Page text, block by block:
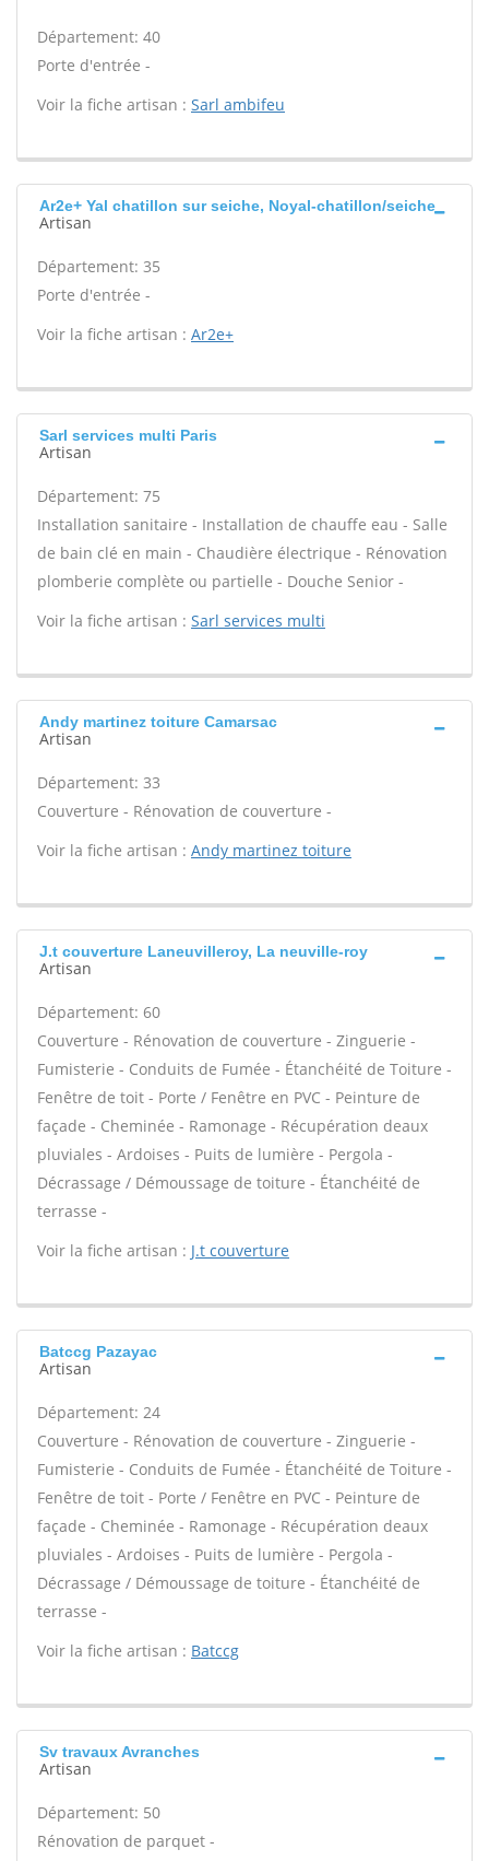
Département: 40
Porte d'entrée -
Voir la fiche artisan : Sarl ambifeu
Ar2e+ Yal chatillon sur seiche, Noyal-chatillon/seiche
Artisan
Département: 35
Porte d'entrée -
Voir la fiche artisan : Ar2e+
Sarl services multi Paris
Artisan
Département: 75
Installation sanitaire - Installation de chauffe eau - Salle
de bain clé en main - Chaudière électrique - Rénovation
plomberie complète ou partielle - Douche Senior -
Voir la fiche artisan : Sarl services multi
Andy martinez toiture Camarsac
Artisan
Département: 33
Couverture - Rénovation de couverture -
Voir la fiche artisan : Andy martinez toiture
J.t couverture Laneuvilleroy, La neuville-roy
Artisan
Département: 60
Couverture - Rénovation de couverture - Zinguerie -
Fumisterie - Conduits de Fumée - Étanchéité de Toiture -
Fenêtre de toit - Porte / Fenêtre en PVC - Peinture de
façade - Cheminée - Ramonage - Récupération deaux
pluviales - Ardoises - Puits de lumière - Pergola -
Décrassage / Démoussage de toiture - Étanchéité de
terrasse -
Voir la fiche artisan : J.t couverture
Batccg Pazayac
Artisan
Département: 24
Couverture - Rénovation de couverture - Zinguerie -
Fumisterie - Conduits de Fumée - Étanchéité de Toiture -
Fenêtre de toit - Porte / Fenêtre en PVC - Peinture de
façade - Cheminée - Ramonage - Récupération deaux
pluviales - Ardoises - Puits de lumière - Pergola -
Décrassage / Démoussage de toiture - Étanchéité de
terrasse -
Voir la fiche artisan : Batccg
Sv travaux Avranches
Artisan
Département: 50
Rénovation de parquet -